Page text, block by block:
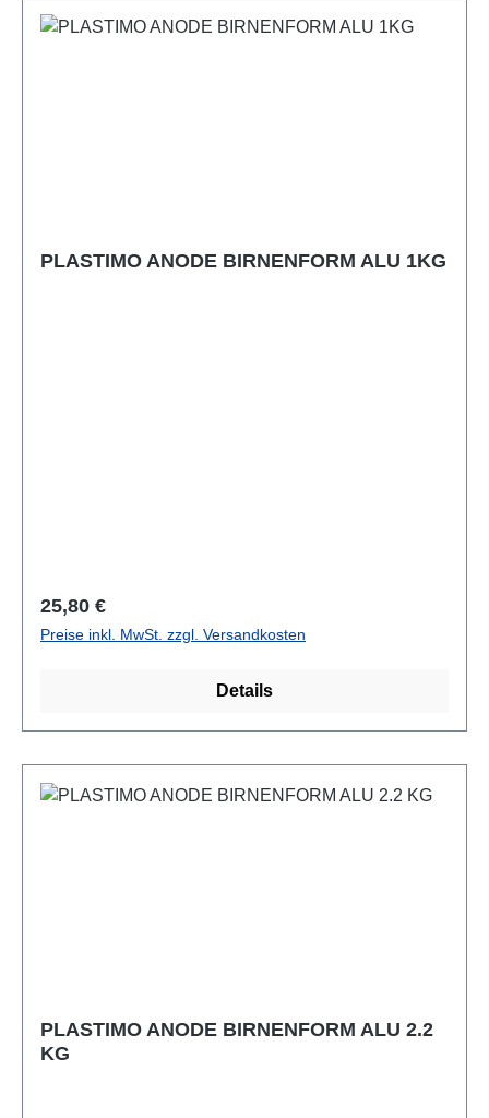
PLASTIMO ANODE BIRNENFORM ALU 1KG
Regulärer Preis:
25,80 €
Preise inkl. MwSt. zzgl. Versandkosten
Details
PLASTIMO ANODE BIRNENFORM ALU 2.2
KG